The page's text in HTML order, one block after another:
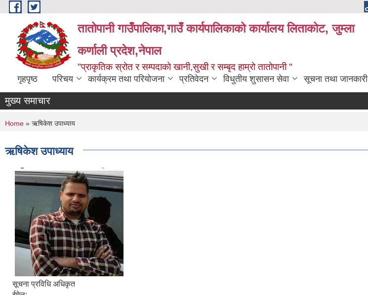
Skip to main content
तातोपानी गाउँपालिका,गाउँ कार्यपालिकाको कार्यालय लिताकोट, जुम्ला
कर्णाली प्रदेश,नेपाल
"प्राकृतिक स्रोत र सम्पदाको खानी,सुखी र सम्बृद हाम्रो तातोपानी "
गृहपृष्ठ परिचय कार्यक्रम तथा परियोजना प्रतिवेदन विधुतीय शुसासन सेवा सूचना तथा जानकारी
मुख्य समाचार
You are here
Home » ऋषिकेश उपाध्याय
ऋषिकेश उपाध्याय
सूचना प्रविधि अधिकृत